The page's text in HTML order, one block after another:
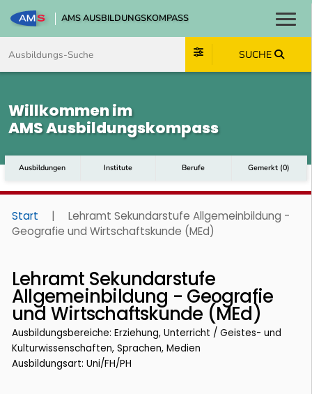
AMS AUSBILDUNGSKOMPASS
SUCHE
Willkommen im
AMS Ausbildungskompass
Ausbildungen Institute Berufe Gemerkt (0)
Start |
Lehramt Sekundarstufe Allgemeinbildung -
Geografie und Wirtschaftskunde (MEd)
Lehramt Sekundarstufe
Allgemeinbildung - Geografie
und Wirtschaftskunde (MEd)
Ausbildungsbereiche: Erziehung, Unterricht / Geistes- und
Kulturwissenschaften, Sprachen, Medien
Ausbildungsart: Uni/FH/PH